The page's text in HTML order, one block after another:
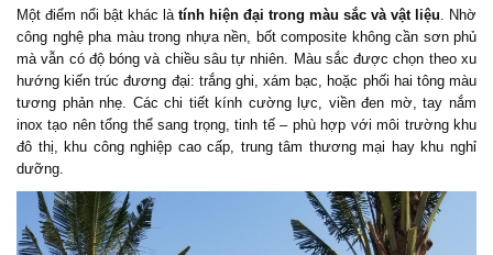
Một điểm nổi bật khác là tính hiện đại trong màu sắc và vật liệu. Nhờ
công nghệ pha màu trong nhựa nền, bốt composite không cần sơn phủ
mà vẫn có độ bóng và chiều sâu tự nhiên. Màu sắc được chọn theo xu
hướng kiến trúc đương đại: trắng ghi, xám bạc, hoặc phối hai tông màu
tương phản nhẹ. Các chi tiết kính cường lực, viền đen mờ, tay nắm
inox tạo nên tổng thể sang trọng, tinh tế – phù hợp với môi trường khu
đô thị, khu công nghiệp cao cấp, trung tâm thương mại hay khu nghỉ
dưỡng.